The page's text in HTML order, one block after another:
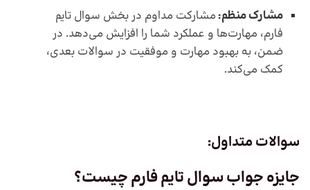
مشارک منظم: مشارکت مداوم در بخش سوال تایم
فارم، مهارت‌ها و عملکرد شما را افزایش می‌دهد. در
ضمن، به بهبود مهارت و موفقیت در سوالات بعدی،
کمک می‌کند.
سوالات متداول:
جایزه جواب سوال تایم فارم چیست؟